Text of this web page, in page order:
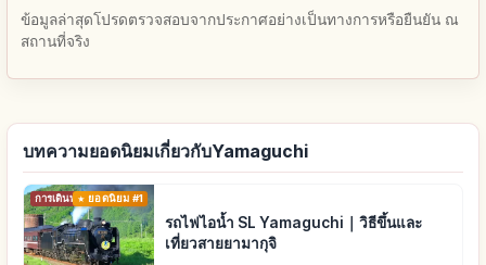
ข้อมูลล่าสุดโปรดตรวจสอบจากประกาศอย่างเป็นทางการหรือยืนยัน ณ
สถานที่จริง
บทความยอดนิยมเกี่ยวกับYamaguchi
การเดินทาง ยอดนิยม #1
รถไฟไอน้ำ SL Yamaguchi｜วิธีขึ้นและ
เที่ยวสายยามากุจิ